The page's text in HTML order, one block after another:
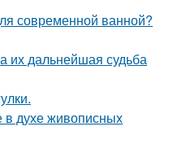
современной ванной?
их дальнейшая судьба
в духе живописных